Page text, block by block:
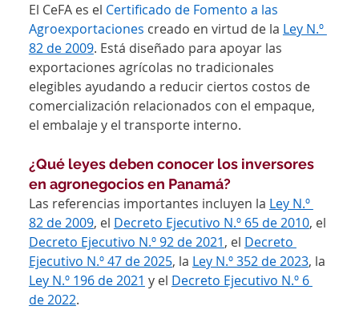
El CeFA es el Certificado de Fomento a las
Agroexportaciones creado en virtud de la Ley N.º
82 de 2009. Está diseñado para apoyar las
exportaciones agrícolas no tradicionales
elegibles ayudando a reducir ciertos costos de
comercialización relacionados con el empaque,
el embalaje y el transporte interno.
¿Qué leyes deben conocer los inversores
en agronegocios en Panamá?
Las referencias importantes incluyen la Ley N.º
82 de 2009, el Decreto Ejecutivo N.º 65 de 2010, el
Decreto Ejecutivo N.º 92 de 2021, el Decreto
Ejecutivo N.º 47 de 2025, la Ley N.º 352 de 2023, la
Ley N.º 196 de 2021 y el Decreto Ejecutivo N.º 6
de 2022.